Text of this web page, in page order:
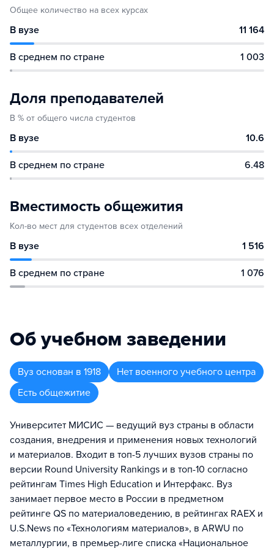
Общее количество на всех курсах
В вузе 11 164
В среднем по стране 1 003
Доля преподавателей
В % от общего числа студентов
В вузе 10.6
В среднем по стране 6.48
Вместимость общежития
Кол-во мест для студентов всех отделений
В вузе 1 516
В среднем по стране 1 076
Об учебном заведении
Вуз основан в 1918
Нет военного учебного центра
Есть общежитие
Университет МИСИС — ведущий вуз страны в области
создания, внедрения и применения новых технологий
и материалов. Входит в топ-5 лучших вузов страны по
версии Round University Rankings и в топ-10 согласно
рейтингам Times High Education и Интерфакс. Вуз
занимает первое место в России в предметном
рейтинге QS по материаловедению, в рейтингах RAEX и
U.S.News по «Технологиям материалов», в ARWU по
металлургии, в премьер-лиге списка «Национальное